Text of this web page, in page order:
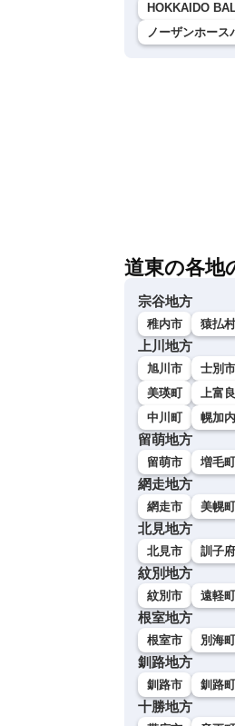
HOKKAIDO
ノーザンホース
道東の各地
宗谷地方
稚内市 猿払村
上川地方
旭川市 士別市
美瑛町
上富
中川町
幌加
留萌地方
留萌市 増毛町
網走地方
網走市 美幌町
北見地方
北見市 訓子
紋別地方
紋別市 遠軽町
根室地方
根室市 別海町
釧路地方
釧路市 釧路町
十勝地方